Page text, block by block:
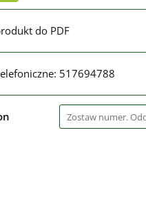
do PDF
517694788